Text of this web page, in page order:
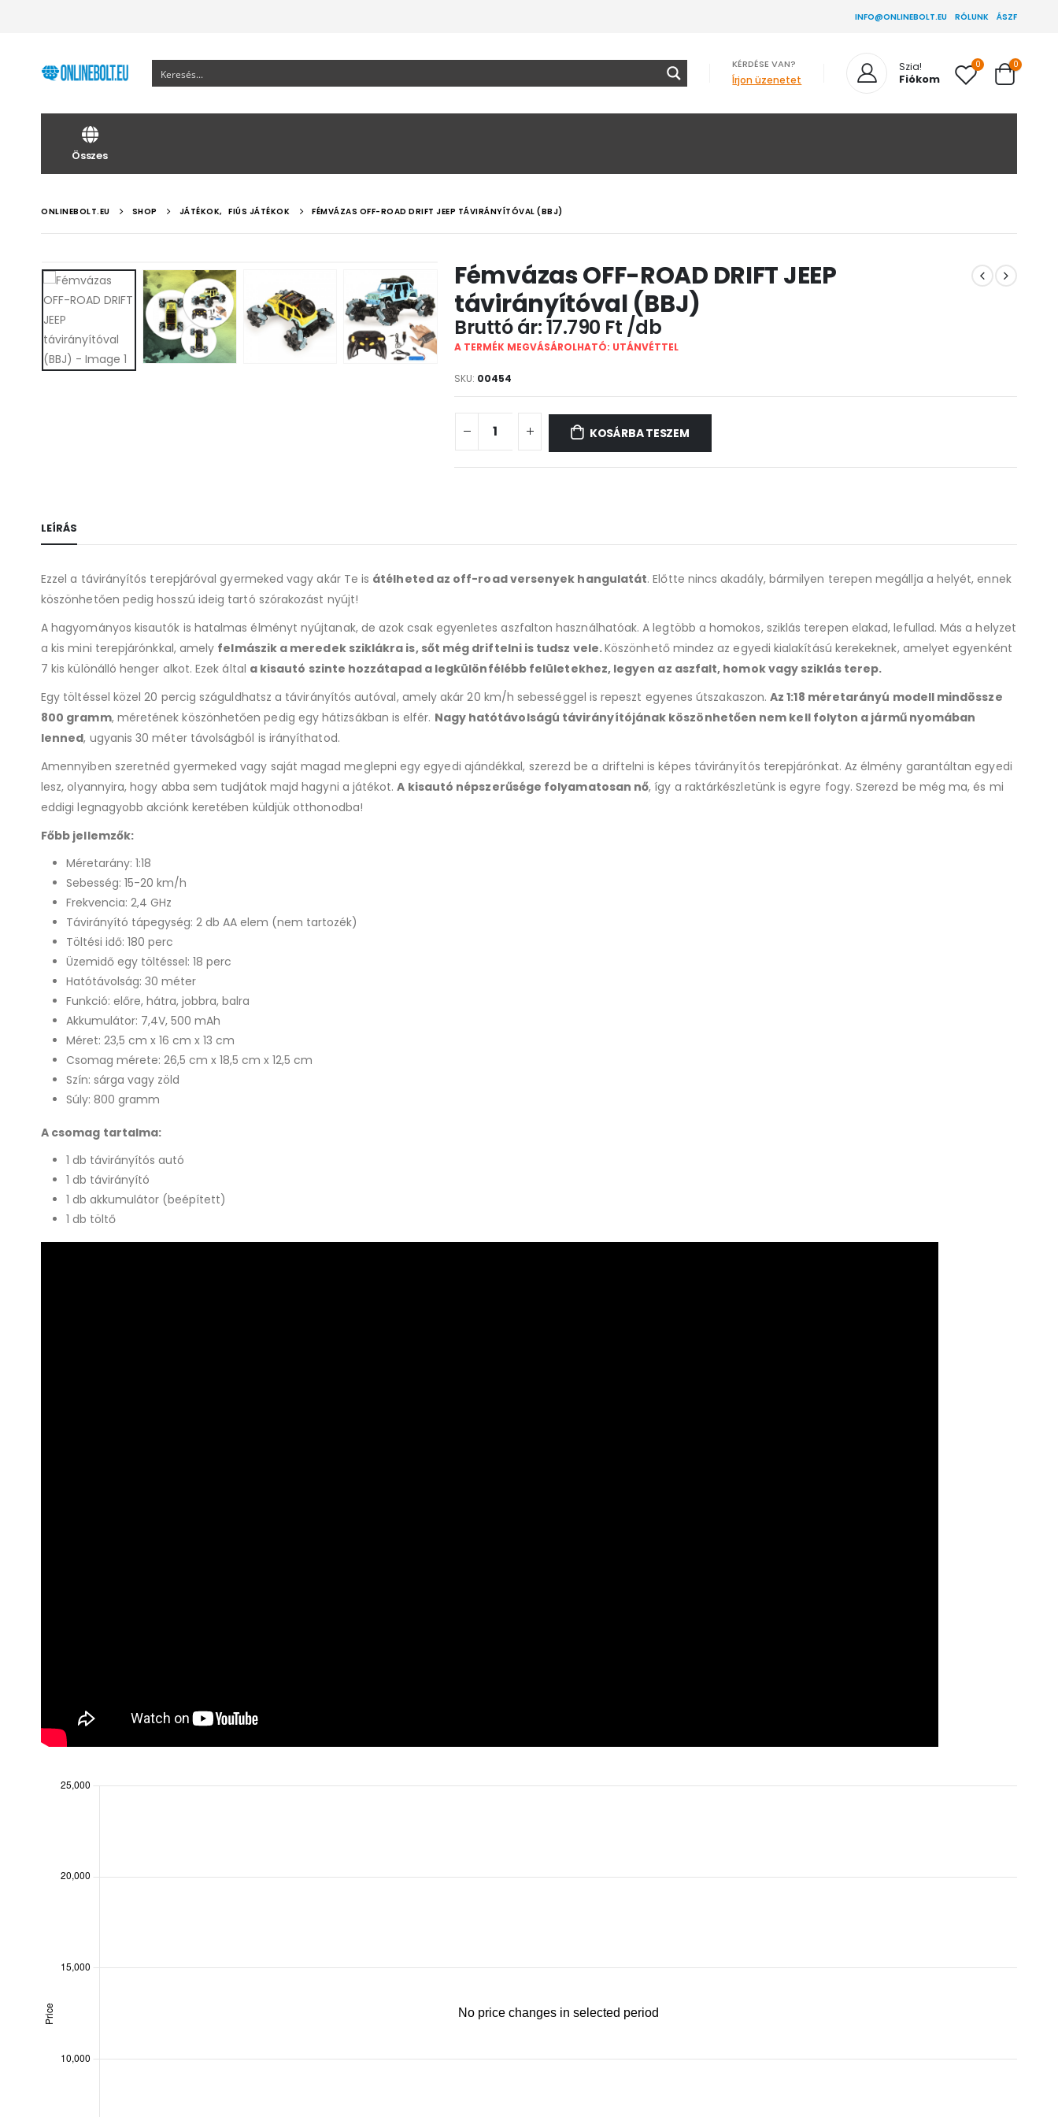
INFO@ONLINEBOLT.EU RÓLUNK ÁSZF
KÉRDÉSE VAN?
Írjon üzenetet
Szia!
Fiókom
0 0
Összes
ONLINEBOLT.EU SHOP JÁTÉKOK, FIÚS JÁTÉKOK FÉMVÁZAS OFF-ROAD DRIFT JEEP TÁVIRÁNYÍTÓVAL (BBJ)
Fémvázas OFF-ROAD DRIFT JEEP
távirányítóval (BBJ)
17.790 Ft
A TERMÉK MEGVÁSÁROLHATÓ: UTÁNVÉTTEL
SKU: 00454
KOSÁRBA TESZEM
LEÍRÁS
Ezzel a távirányítós terepjáróval gyermeked vagy akár Te is átélheted az off-road versenyek hangulatát. Előtte nincs akadály, bármilyen terepen megállja a helyét, ennek
köszönhetően pedig hosszú ideig tartó szórakozást nyújt!
A hagyományos kisautók is hatalmas élményt nyújtanak, de azok csak egyenletes aszfalton használhatóak. A legtöbb a homokos, sziklás terepen elakad, lefullad. Más a helyzet
a kis mini terepjárónkkal, amely felmászik a meredek sziklákra is, sőt még driftelni is tudsz vele.Köszönhető mindez az egyedi kialakítású kerekeknek, amelyet egyenként
7 kis különálló henger alkot. Ezek által a kisautó szinte hozzátapad a legkülönfélébb felületekhez, legyen az aszfalt, homok vagy sziklás terep.
Egy töltéssel közel 20 percig száguldhatsz a távirányítós autóval, amely akár 20 km/h sebességgel is repeszt egyenes útszakaszon.Az 1:18 méretarányú modell mindössze
800 gramm, méretének köszönhetően pedig egy hátizsákban is elfér. Nagy hatótávolságú távirányítójának köszönhetően nem kell folyton a jármű nyomában
lenned, ugyanis 30 méter távolságból is irányíthatod.
Amennyiben szeretnéd gyermeked vagy saját magad meglepni egy egyedi ajándékkal, szerezd be a driftelni is képes távirányítós terepjárónkat. Az élmény garantáltan egyedi
lesz, olyannyira, hogy abba sem tudjátok majd hagyni a játékot.A kisautó népszerűsége folyamatosan nő, így a raktárkészletünk is egyre fogy. Szerezd be még ma, és mi
eddigi legnagyobb akciónk keretében küldjük otthonodba!
Főbb jellemzők:
Méretarány: 1:18
Sebesség: 15-20 km/h
Frekvencia: 2,4 GHz
Távirányító tápegység: 2 db AA elem (nem tartozék)
Töltési idő: 180 perc
Üzemidő egy töltéssel: 18 perc
Hatótávolság: 30 méter
Funkció: előre, hátra, jobbra, balra
Akkumulátor: 7,4V, 500 mAh
Méret: 23,5 cm x 16 cm x 13 cm
Csomag mérete: 26,5 cm x 18,5 cm x 12,5 cm
Szín: sárga vagy zöld
Súly: 800 gramm
A csomag tartalma:
1 db távirányítós autó
1 db távirányító
1 db akkumulátor (beépített)
1 db töltő